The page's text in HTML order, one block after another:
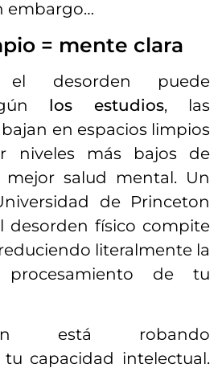
embargo…
= mente clara
el desorden puede
los estudios, las
en espacios limpios
niveles más bajos de
salud mental. Un
de Princeton
desorden físico compite
literalmente la
de tu
está robando
capacidad intelectual.